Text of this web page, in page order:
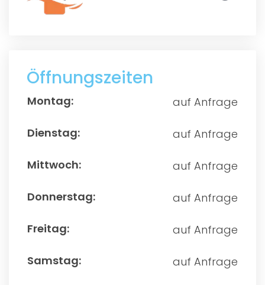
Öffnungszeiten
auf Anfrage
auf Anfrage
auf Anfrage
auf Anfrage
auf Anfrage
auf Anfrage